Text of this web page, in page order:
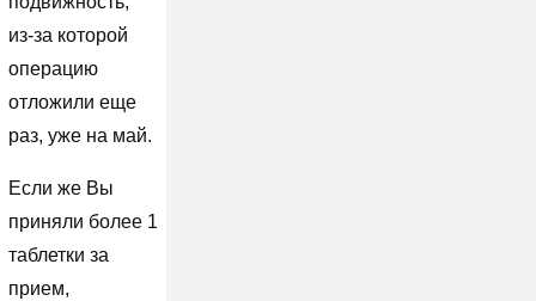
из-за которой
операцию
отложили еще
раз, уже на май.
Если же Вы
приняли более 1
таблетки за
прием,